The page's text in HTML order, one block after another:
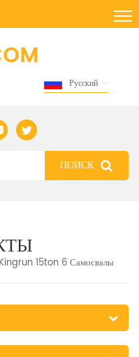
Русский
15ton 6 Самосвалы